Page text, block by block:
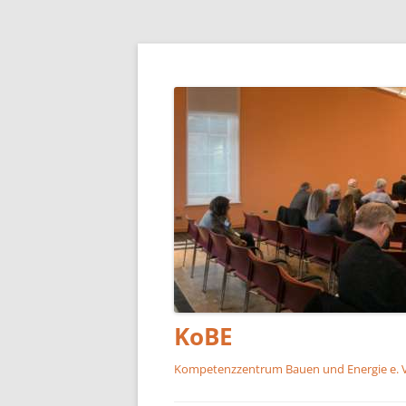
KoBE
Kompetenzzentrum Bauen und Energie e.